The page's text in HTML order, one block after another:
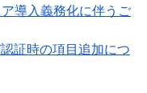
導入義務化に伴うご
証時の項目追加につ